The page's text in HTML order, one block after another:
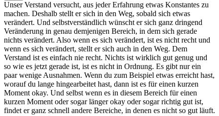
Unser Verstand versucht, aus jeder Erfahrung etwas Konstantes zu
machen. Deshalb stellt er sich in den Weg, sobald sich etwas
verändert. Und selbstverständlich wünscht er sich ganz dringend
Veränderung in genau demjenigen Bereich, in dem sich gerade
nichts verändert. Also wenn es sich verändert, ist es nicht recht und
wenn es sich verändert, stellt er sich auch in den Weg. Dem
Verstand ist es einfach nie recht. Nichts ist wirklich gut genug und
so wie es jetzt gerade ist, ist es nicht in Ordnung. Es gibt nur ein
paar wenige Ausnahmen. Wenn du zum Beispiel etwas erreicht hast,
worauf du lange hingearbeitet hast, dann ist es für einen kurzen
Moment okay. Und selbst wenn es in diesem Bereich für einen
kurzen Moment oder sogar länger okay oder sogar richtig gut ist,
findet er ganz schnell andere Bereiche, in denen es nicht so gut läuft.